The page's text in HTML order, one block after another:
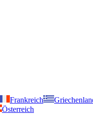
Frankreich
Österreich